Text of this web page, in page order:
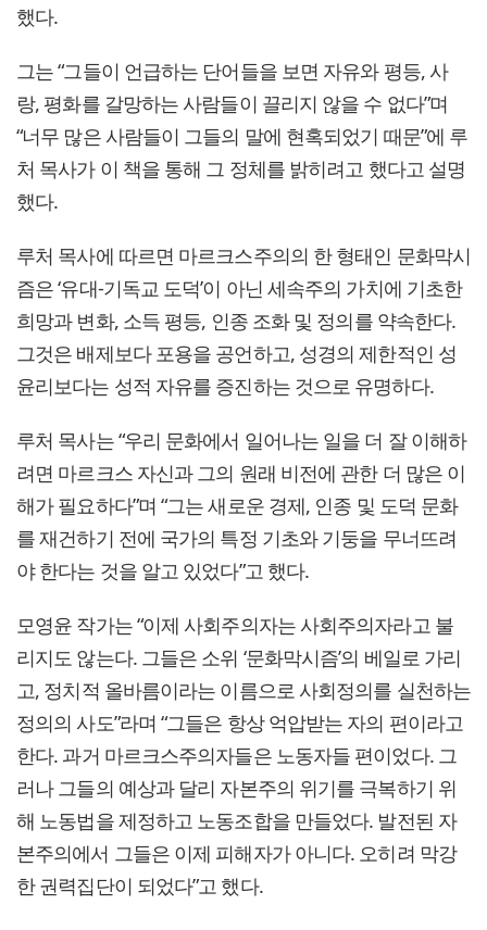
했다.
그는 “그들이 언급하는 단어들을 보면 자유와 평등, 사
랑, 평화를 갈망하는 사람들이 끌리지 않을 수 없다”며
“너무 많은 사람들이 그들의 말에 현혹되었기 때문”에 루
처 목사가 이 책을 통해 그 정체를 밝히려고 했다고 설명
했다.
루처 목사에 따르면 마르크스주의의 한 형태인 문화막시
즘은 ‘유대-기독교 도덕’이 아닌 세속주의 가치에 기초한
희망과 변화, 소득 평등, 인종 조화 및 정의를 약속한다.
그것은 배제보다 포용을 공언하고, 성경의 제한적인 성
윤리보다는 성적 자유를 증진하는 것으로 유명하다.
루처 목사는 “우리 문화에서 일어나는 일을 더 잘 이해하
려면 마르크스 자신과 그의 원래 비전에 관한 더 많은 이
해가 필요하다”며 “그는 새로운 경제, 인종 및 도덕 문화
를 재건하기 전에 국가의 특정 기초와 기둥을 무너뜨려
야 한다는 것을 알고 있었다”고 했다.
모영윤 작가는 “이제 사회주의자는 사회주의자라고 불
리지도 않는다. 그들은 소위 ‘문화막시즘’의 베일로 가리
고, 정치적 올바름이라는 이름으로 사회정의를 실천하는
정의의 사도”라며 “그들은 항상 억압받는 자의 편이라고
한다. 과거 마르크스주의자들은 노동자들 편이었다. 그
러나 그들의 예상과 달리 자본주의 위기를 극복하기 위
해 노동법을 제정하고 노동조합을 만들었다. 발전된 자
본주의에서 그들은 이제 피해자가 아니다. 오히려 막강
한 권력집단이 되었다”고 했다.